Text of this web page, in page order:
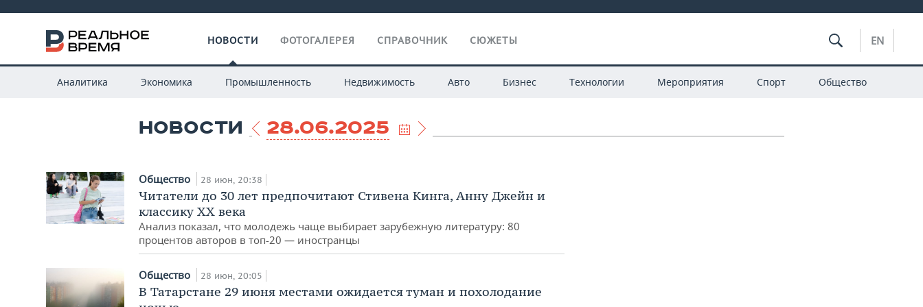
НОВОСТИ ФОТОГАЛЕРЕЯ СПРАВОЧНИК СЮЖЕТЫ EN
Аналитика Экономика Промышленность Недвижимость Авто Бизнес Технологии Мероприятия Спорт Общество
НОВОСТИ 28.06.2025
Общество 28 июн, 20:38
Читатели до 30 лет предпочитают Стивена Кинга, Анну Джейн и
классику XX века
Анализ показал, что молодежь чаще выбирает зарубежную литературу: 80
процентов авторов в топ-20 — иностранцы
Общество 28 июн, 20:05
В Татарстане 29 июня местами ожидается туман и похолодание